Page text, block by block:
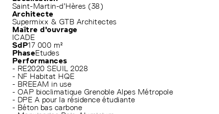
Saint-Martin-d’Hères (38)
Architecte
Supermixx & GTB Architectes
Maître d'ouvrage
ICADE
SdP17 000 m²
PhaseEtudes
Performances
- RE2020 SEUIL 2028
- NF Habitat HQE
- BREEAM in use
- OAP bioclimatique Grenoble Alpes Métropole
- DPE A pour la résidence étudiante
- Béton bas carbone